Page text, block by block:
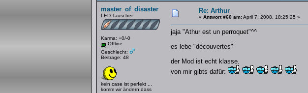
master_of_disaster
LED-Tauscher
Karma: +0/-0
Offline
Geschlecht:
Beiträge: 48
kein case ist perfekt ...
komm wir ändern dass
Re: Arthur
« Antwort #60 am:April 7, 2008, 18:25:25 »
jaja "Athur est un perroquet"^^
es lebe "découvertes"
der Mod ist echt klasse.
von mir gibts dafür: